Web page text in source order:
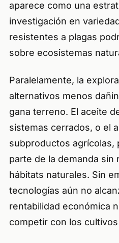
aparece como una
investigación en
resistentes a plagas
sobre ecosistemas
Paralelamente, la
alternativos menos
gana terreno. El aceite
sistemas cerrados, o el
subproductos agrícolas,
parte de la demanda
hábitats naturales. Sin
tecnologías aún no
rentabilidad económica
competir con los